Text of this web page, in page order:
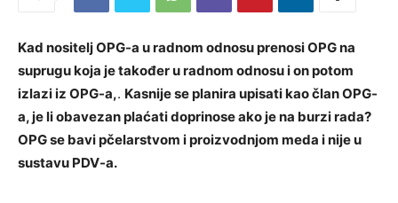
Kad nositelj OPG-a u radnom odnosu prenosi OPG na
suprugu koja je također u radnom odnosu i on potom
izlazi iz OPG-a,. Kasnije se planira upisati kao član OPG-
a, je li obavezan plaćati doprinose ako je na burzi rada?
OPG se bavi pčelarstvom i proizvodnjom meda i nije u
sustavu PDV-a.